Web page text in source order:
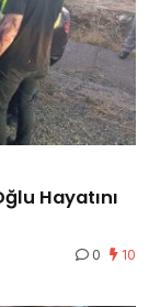
Hayatını
0 10